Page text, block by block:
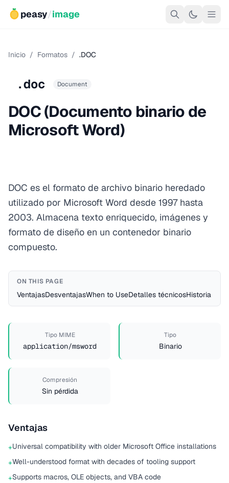
peasy/image
Inicio / Formatos / .DOC
.doc Document
DOC (Documento binario de
Microsoft Word)
DOC es el formato de archivo binario heredado
utilizado por Microsoft Word desde 1997 hasta
2003. Almacena texto enriquecido, imágenes y
formato de diseño en un contenedor binario
compuesto.
ON THIS PAGE
VentajasDesventajasWhen to UseDetalles técnicosHistoria
Tipo MIME
application/msword
Tipo
Binario
Compresión
Sin pérdida
Ventajas
+Universal compatibility with older Microsoft Office installations
+Well-understood format with decades of tooling support
+Supports macros, OLE objects, and VBA code